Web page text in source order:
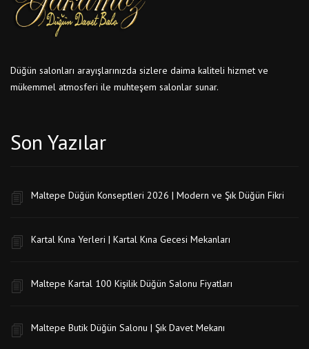
Düğün salonları arayışlarınızda sizlere daima kaliteli hizmet ve
mükemmel atmosferi ile muhteşem salonlar sunar.
Son Yazılar
Maltepe Düğün Konseptleri 2026 | Modern ve Şık Düğün Fikri
Kartal Kına Yerleri | Kartal Kına Gecesi Mekanları
Maltepe Kartal 100 Kişilik Düğün Salonu Fiyatları
Maltepe Butik Düğün Salonu | Şık Davet Mekanı